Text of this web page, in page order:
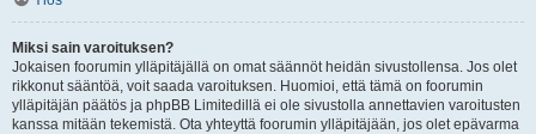
Miksi sain varoituksen?
Jokaisen foorumin ylläpitäjällä on omat säännöt heidän sivustollensa. Jos olet
rikkonut sääntöä, voit saada varoituksen. Huomioi, että tämä on foorumin
ylläpitäjän päätös ja phpBB Limitedillä ei ole sivustolla annettavien varoitusten
kanssa mitään tekemistä. Ota yhteyttä foorumin ylläpitäjään, jos olet epävarma